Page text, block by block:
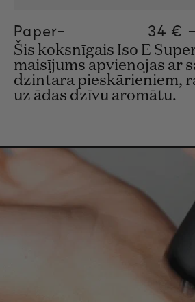
Paper- 34 €
Šis koksnīgais Iso E
maisījums apvienojas ar
dzintara pieskārieniem,
uz ādas dzīvu aromātu.